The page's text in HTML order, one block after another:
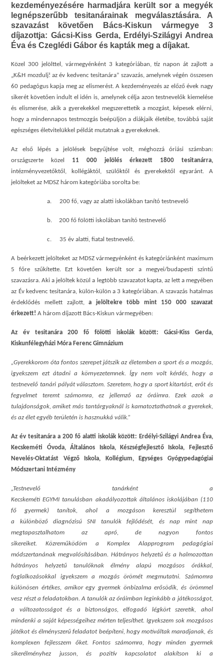
kezdeményezésére harmadjára került sor a megyék
legnépszerűbb tesitanárainak megválasztására. A
szavazást követően Bács-Kiskun vármegye 3
díjazottja: Gácsi-Kiss Gerda, Erdélyi-Szilágyi Andrea
Éva és Czeglédi Gábor és kapták meg a díjakat.
Közel 300 jelölttel, vármegyénként 3 kategóriában, tíz napon át zajlott a
„K&H mozdulj! az év kedvenc tesitanára” szavazás, amelynek végén összesen
60 pedagógus kapja meg az elismerést. A kezdeményezés az előző évek nagy
sikerét követően indult el idén is, amelynek célja azon testnevelők kiemelése
és elismerése, akik a gyerekekkel megszerettetik a mozgást, képesek elérni,
hogy a mindennapos testmozgás beépüljön a diákjaik életébe, továbbá saját
egészséges életvitelükkel példát mutatnak a gyerekeknek.
Az első lépés a jelölések begyűjtése volt, méghozzá óriási számban:
országszerte közel 11 000 jelölés érkezett 1800 tesitanárra,
intézményvezetőktől, kollégáktól, szülőktől és gyerekektől egyaránt. A
jelölteket az MDSZ három kategóriába sorolta be:
a. 200 fő, vagy az alatti iskolákban tanító testnevelő
b. 200 fő fölötti iskolában tanító testnevelő
c. 35 év alatti, fiatal testnevelő.
A beérkezett jelölteket az MDSZ vármegyénként és kategóriánként maximum
5 főre szűkítette. Ezt követően került sor a megyei/budapesti szintű
szavazásra. Aki a jelöltek közül a legtöbb szavazatot kapta, az lett a megyében
az Év kedvenc tesitanára, külön-külön a 3 kategóriában. A szavazás hatalmas
érdeklődés mellett zajlott,a jelöltekre több mint 150 000 szavazat
érkezett!A három díjazott Bács-Kiskun vármegyében:
Az év tesitanára 200 fő fölötti iskolák között: Gácsi-Kiss Gerda,
Kiskunfélegyházi Móra Ferenc Gimnázium
„Gyerekkorom óta fontos szerepet játszik az életemben a sport és a mozgás,
igyekszem ezt átadni a környezetemnek. Így nem volt kérdés, hogy a
testnevelő tanári pályát választom. Szeretem, hogy a sport kitartást, erőt és
fegyelmet teremt számomra, ez jellemző az óráimra. Ezek azok a
tulajdonságok, amiket más tantárgyaknál is kamatoztathatnak a gyerekek,
és az élet egyéb területén is hasznukká válik.”
Az év tesitanára a 200 fő alatti iskolák között: Erdélyi-Szilágyi Andrea Éva,
Kecskeméti Óvoda, Általános Iskola, Készségfejlesztő Iskola, Fejlesztő
Nevelés-Oktatást Végző Iskola, Kollégium, Egységes Gyógypedagógiai
Módszertani Intézmény
„Testnevelő tanárként a
Kecskeméti EGYMI tanulásban akadályozottak általános iskolájában (110
fő gyermek) tanítok, ahol a mozgáson keresztül segíthetem
a különböző diagnózisú SNI tanulók fejlődését, és nap mint nap
megtapasztalhatom az apró, de nagyon fontos
sikereiket. Közreműködöm a Komplex Alapprogram pedagógiai
módszertanának megvalósításában. Hátrányos helyzetű és a halmozottan
hátrányos helyzetű tanulóknak élmény alapú mozgásos órákkal,
foglalkozásokkal igyekszem a mozgás örömét megmutatni. Számomra
különösen értékes, amikor egy gyermek önbizalma erősödik, és örömmel
vesz részt a feladatokban. A tanulók az óráimban leginkább a játékosságot,
a változatosságot és a biztonságos, elfogadó légkört szeretik, ahol
mindenki a saját képességeihez mérten teljesíthet. Igyekszem sok mozgásos
játékot és élményszerű feladatot beépíteni, hogy motiváltak maradjanak, és
komplexen fejlesszem őket. Fontos számomra, hogy minden gyermek
sikerélményhez jusson, és pozitív kapcsolatot alakítson ki a